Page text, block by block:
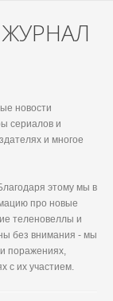
новости
сериалов и
и многое
этому мы в
про новые
теленовеллы и
без внимания - мы
поражениях,
с их участием.